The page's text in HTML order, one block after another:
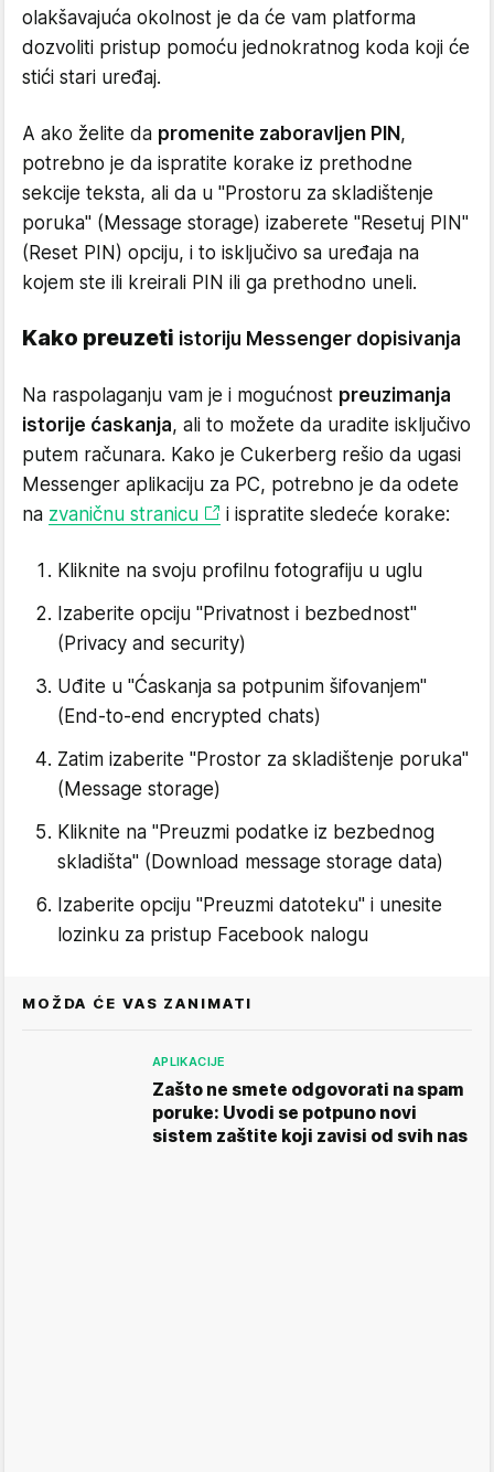
olakšavajuća okolnost je da će vam platforma
dozvoliti pristup pomoću jednokratnog koda koji će
stići stari uređaj.
A ako želite da promenite zaboravljen PIN ,
potrebno je da ispratite korake iz prethodne
sekcije teksta, ali da u "Prostoru za skladištenje
poruka" (Message storage) izaberete "Resetuj PIN"
(Reset PIN) opciju, i to isključivo sa uređaja na
kojem ste ili kreirali PIN ili ga prethodno uneli.
Kako preuzeti istoriju Messenger dopisivanja
Na raspolaganju vam je i mogućnost preuzimanja
istorije ćaskanja, ali to možete da uradite isključivo
putem računara. Kako je Cukerberg rešio da ugasi
Messenger aplikaciju za PC, potrebno je da odete
na zvaničnu stranicu i ispratite sledeće korake:
Kliknite na svoju profilnu fotografiju u uglu
Izaberite opciju "Privatnost i bezbednost"
(Privacy and security)
Uđite u "Ćaskanja sa potpunim šifovanjem"
(End-to-end encrypted chats)
Zatim izaberite "Prostor za skladištenje poruka"
(Message storage)
Kliknite na "Preuzmi podatke iz bezbednog
skladišta" (Download message storage data)
Izaberite opciju "Preuzmi datoteku" i unesite
lozinku za pristup Facebook nalogu
MOŽDA ĆE VAS ZANIMATI
APLIKACIJE
Zašto ne smete odgovorati na spam
poruke: Uvodi se potpuno novi
sistem zaštite koji zavisi od svih nas